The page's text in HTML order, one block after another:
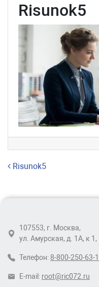
Risunok5
Навигация
Risunok5
107553, г. Москва,
ул. Амурская, д. 1А, к 1,
Телефон: 8-800-250-63-
E-mail: root@ric072.ru